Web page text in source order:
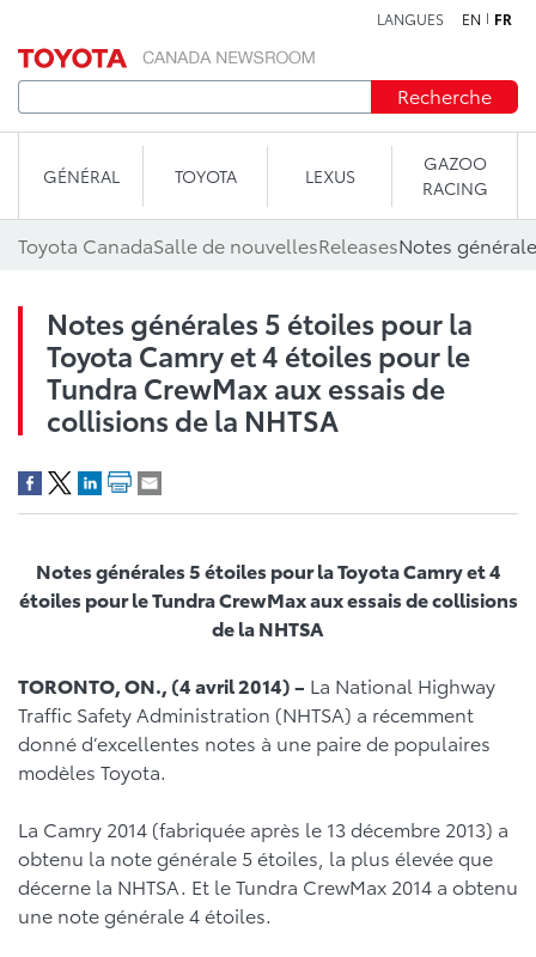
LANGUES EN FR
Recherche
GÉNÉRAL TOYOTA LEXUS
GAZOO
RACING
Toyota CanadaSalle de nouvellesReleases
Notes générales 5 étoiles pour la
Toyota Camry et 4 étoiles pour le
Tundra CrewMax aux essais de
collisions de la NHTSA
Notes générales 5 étoiles pour la Toyota Camry et 4
étoiles pour le Tundra CrewMax aux essais de collisions
de la NHTSA
TORONTO, ON., (4 avril 2014) – La National Highway
Traffic Safety Administration (NHTSA) a récemment
donné d’excellentes notes à une paire de populaires
modèles Toyota.
La Camry 2014 (fabriquée après le 13 décembre 2013) a
obtenu la note générale 5 étoiles, la plus élevée que
décerne la NHTSA. Et le Tundra CrewMax 2014 a obtenu
une note générale 4 étoiles.